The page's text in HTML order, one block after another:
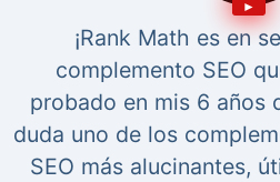
¡Rank Math es en
complemento SEO
probado en mis 6 años
duda uno de los
SEO más alucinantes,